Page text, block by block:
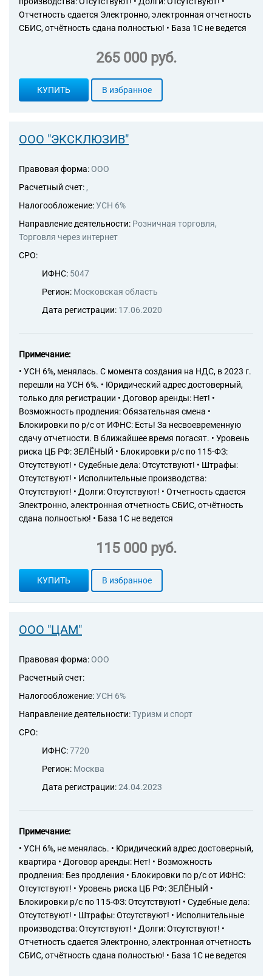
Отчетность сдается Электронно, электронная отчетность
СБИС, отчётность сдана полностью! • База 1С не ведется
265 000 руб.
КУПИТЬ В избранное
ООО "ЭКСКЛЮЗИВ"
Правовая форма: ООО
Расчетный счет: ,
Налогообложение:УСН 6%
Направление деятельности: Розничная торговля,
Торговля через интернет
СРО:
ИФНС: 5047
Регион: Московская область
Дата регистрации: 17.06.2020
Примечание:
• УСН 6%, менялась. С момента создания на НДС, в 2023 г.
перешли на УСН 6%. • Юридический адрес достоверный,
только для регистрации • Договор аренды: Нет! •
Возможность продления: Обязательная смена •
Блокировки по р/с от ИФНС: Есть! За несвоевременную
сдачу отчетности. В ближайшее время погасят. • Уровень
риска ЦБ РФ: ЗЕЛЁНЫЙ • Блокировки р/с по 115-ФЗ:
Отсутствуют! • Судебные дела: Отсутствуют! • Штрафы:
Отсутствуют! • Исполнительные производства:
Отсутствуют! • Долги: Отсутствуют! • Отчетность сдается
Электронно, электронная отчетность СБИС, отчётность
сдана полностью! • База 1С не ведется
115 000 руб.
КУПИТЬ В избранное
ООО "ЦАМ"
Правовая форма: ООО
Расчетный счет:
Налогообложение:УСН 6%
Направление деятельности:Туризм и спорт
СРО:
ИФНС:7720
Регион: Москва
Дата регистрации:24.04.2023
Примечание:
• УСН 6%, не менялась. • Юридический адрес достоверный,
квартира • Договор аренды: Нет! • Возможность
продления: Без продления • Блокировки по р/с от ИФНС:
Отсутствуют! • Уровень риска ЦБ РФ: ЗЕЛЁНЫЙ •
Блокировки р/с по 115-ФЗ: Отсутствуют! • Судебные дела:
Отсутствуют! • Штрафы: Отсутствуют! • Исполнительные
производства: Отсутствуют! • Долги: Отсутствуют! •
Отчетность сдается Электронно, электронная отчетность
СБИС, отчётность сдана полностью! • База 1С не ведется